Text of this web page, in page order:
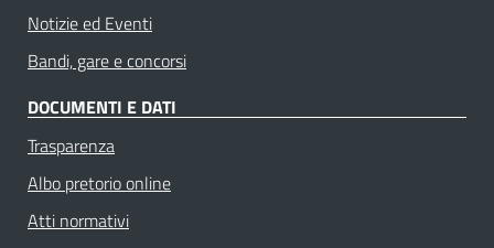
Notizie ed Eventi
Bandi, gare e concorsi
DOCUMENTI E DATI
Trasparenza
Albo pretorio online
Atti normativi